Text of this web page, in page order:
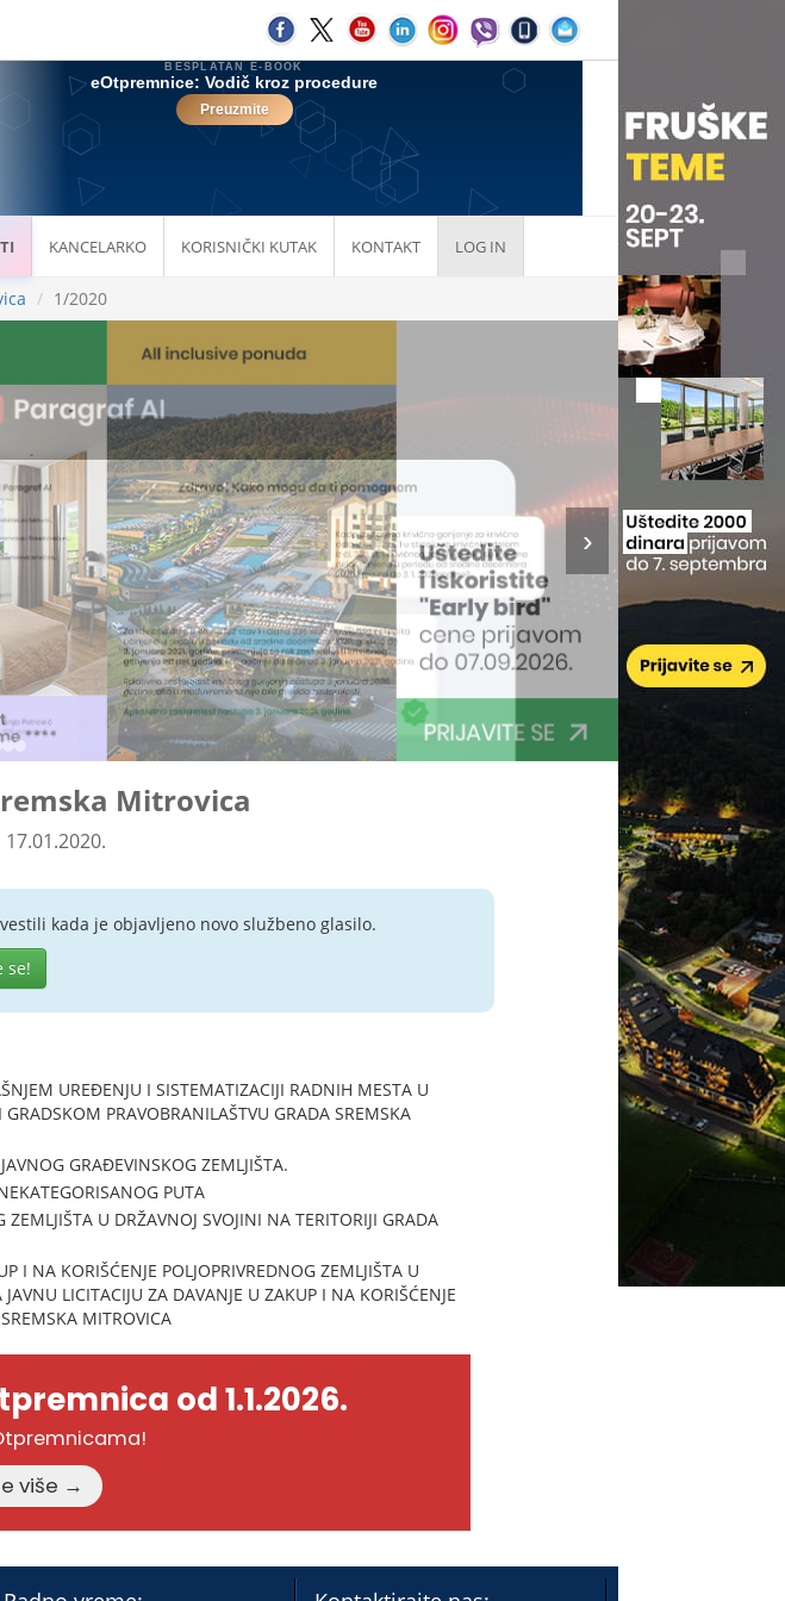
KANCELARKO KORISNIČKI KUTAK KONTAKT LOG IN
1/2020
Mitrovica
kada je objavljeno novo službeno glasilo.
se!
UREĐENJU I SISTEMATIZACIJI RADNIH MESTA U
PRAVOBRANILAŠTVU GRADA SREMSKA
GRAĐEVINSKOG ZEMLJIŠTA.
PUTA
U DRŽAVNOJ SVOJINI NA TERITORIJI GRADA
I NA KORIŠĆENJE POLJOPRIVREDNOG ZEMLJIŠTA U
LICITACIJU ZA DAVANJE U ZAKUP I NA KORIŠĆENJE
MITROVICA
od 1.1.2026.
Pročitajte više →